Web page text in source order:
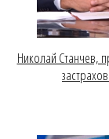
Николай Станчев,